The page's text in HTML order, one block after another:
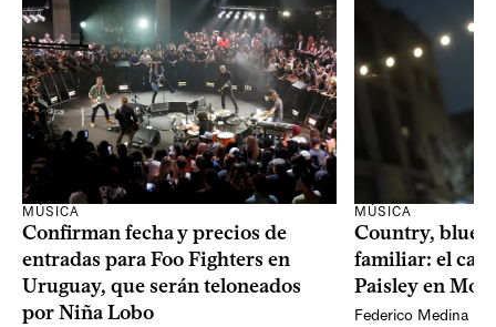
MÚSICA
Confirman fecha y precios de
entradas para Foo Fighters en
Uruguay, que serán teloneados
por Niña Lobo
MÚSICA
Country,
familiar: el
Paisley en
Federico Medina